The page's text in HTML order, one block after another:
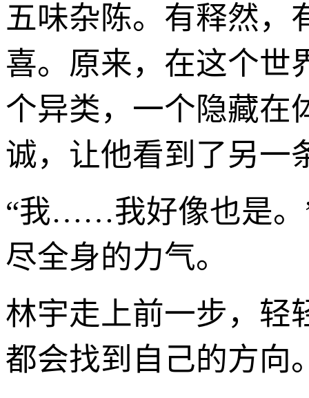
五味杂陈。有释然，
喜。原来，在这个世
个异类，一个隐藏在
诚，让他看到了另一
“我……我好像也是。
尽全身的力气。
林宇走上前一步，轻
都会找到自己的方向